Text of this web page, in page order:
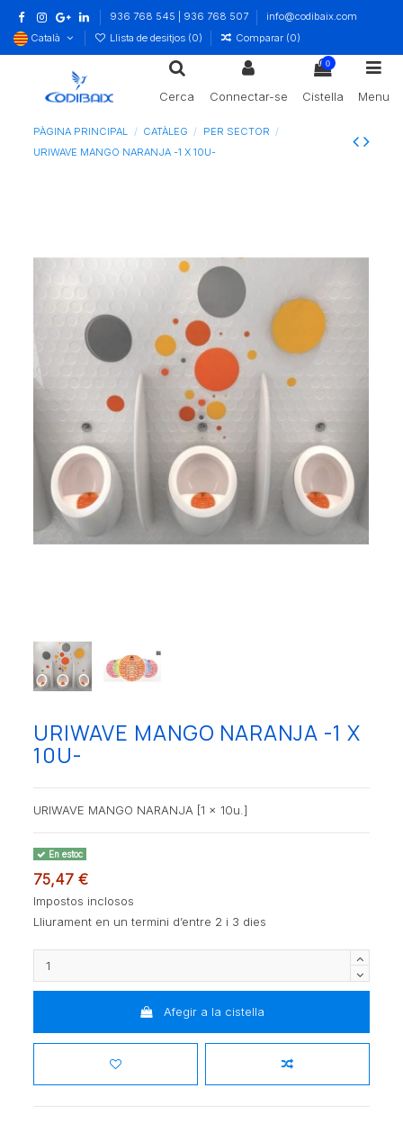
936 768 545 | 936 768 507
info@codibaix.com
Català
Llista de desitjos (0) Comparar (0)
Cerca Connectar-se
0
Cistella Menu
PÀGINA PRINCIPAL CATÀLEG
PER SECTOR
URIWAVE MANGO NARANJA -1 X 10U-
URIWAVE MANGO NARANJA -1 X
10U-
URIWAVE MANGO NARANJA [1 x 10u.]
En estoc
75,47 €
Impostos inclosos
Lliurament en un termini d’entre 2 i 3 dies
Afegir a la cistella